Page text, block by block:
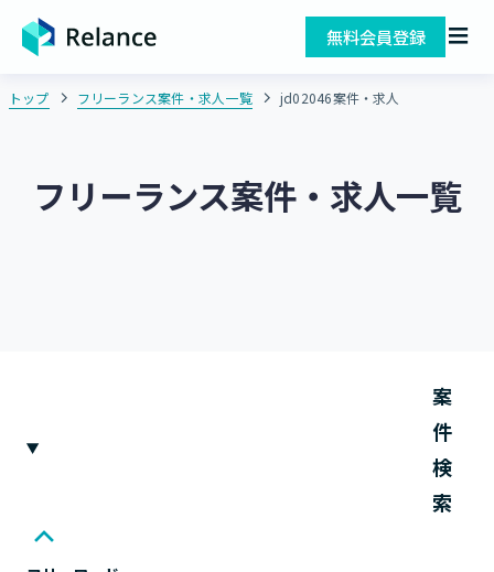
無料会員登録
トップ フリーランス案件・求人一覧 jd02046案件・求人
フリーランス案件・求人一覧
案
件
検
索